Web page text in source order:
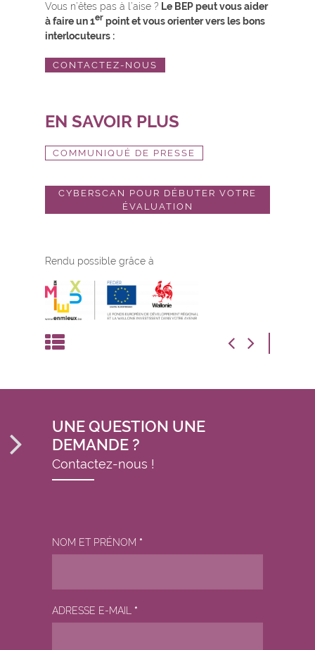
Vous n’êtes pas à l’aise ? Le BEP peut vous aider
à faire un 1er point et vous orienter vers les bons
interlocuteurs :
CONTACTEZ-NOUS
EN SAVOIR PLUS
COMMUNIQUÉ DE PRESSE
CYBERSCAN POUR DÉBUTER VOTRE
ÉVALUATION
Rendu possible grâce à
UNE QUESTION UNE
DEMANDE ?
Contactez-nous !
NOM ET PRÉNOM *
ADRESSE E-MAIL *